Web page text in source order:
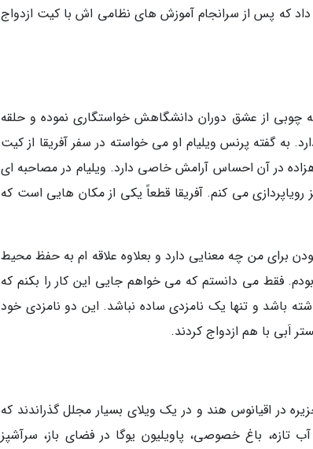
داد که پس از سرانجام آموزش های نظامی اش با کیت ازدواج
بالاخره ویلیام در یک کلبه چوبی از عشق دوران دانشگاهش خواستگاری نموده و حلقه
او دارد. به گفته پرنس ویلیام او می خواسته در سفر آفریقا از کیت
در آن احساس آرامش خاصی دارد. ویلیام در مصاحبه ای
می کنم. آفریقا قطعاً یکی از مکان هایی است که
برای من چه معنایی دارد و بعلاوه علاقه ام به حفظ محیط
فقط می دانستم که می خواهم جایی این کار را بکنم که
باشد و تنها یک نامزدی ساده نباشد. این دو نامزدی خود
و ویلیام ماه عسل شان را در سیشل، مجموعه ای از 115 جزیره در اقیانوس هند و در یک ویلای بسیار مجلل گذراندند که
بوده و دارای استخر آب تازه، باغ خصوصی، پاویلیون یوگا در فضای باز، سرآشپز